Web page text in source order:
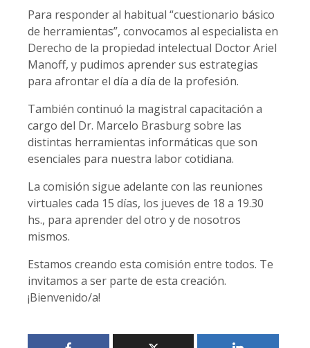
Para responder al habitual “cuestionario básico
de herramientas”, convocamos al especialista en
Derecho de la propiedad intelectual Doctor Ariel
Manoff, y pudimos aprender sus estrategias
para afrontar el día a día de la profesión.
También continuó la magistral capacitación a
cargo del Dr. Marcelo Brasburg sobre las
distintas herramientas informáticas que son
esenciales para nuestra labor cotidiana.
La comisión sigue adelante con las reuniones
virtuales cada 15 días, los jueves de 18 a 19.30
hs., para aprender del otro y de nosotros
mismos.
Estamos creando esta comisión entre todos. Te
invitamos a ser parte de esta creación.
¡Bienvenido/a!